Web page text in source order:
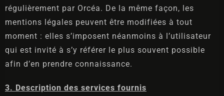
régulièrement par Orcéa. De la même façon, les
mentions légales peuvent être modifiées à tout
moment : elles s’imposent néanmoins à l’utilisateur
qui est invité à s’y référer le plus souvent possible
afin d’en prendre connaissance.
3. Description des services fournis